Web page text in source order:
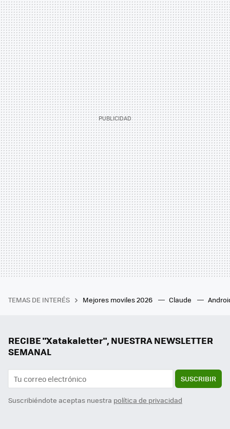
TEMAS DE INTERÉS Mejores moviles 2026 Claude
RECIBE "Xatakaletter", NUESTRA NEWSLETTER
SEMANAL
SUSCRIBIR
Suscribiéndote aceptas nuestra política de privacidad